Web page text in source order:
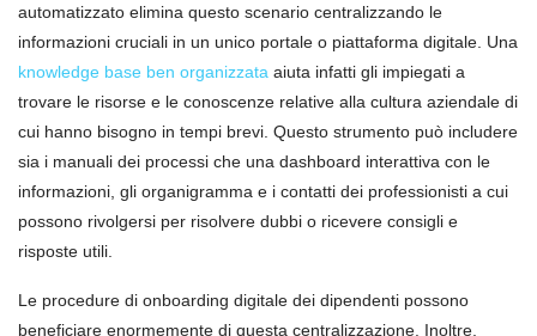
automatizzato elimina questo scenario centralizzando le
informazioni cruciali in un unico portale o piattaforma digitale. Una
knowledge base ben organizzata aiuta infatti gli impiegati a
trovare le risorse e le conoscenze relative alla cultura aziendale di
cui hanno bisogno in tempi brevi. Questo strumento può includere
sia i manuali dei processi che una dashboard interattiva con le
informazioni, gli organigramma e i contatti dei professionisti a cui
possono rivolgersi per risolvere dubbi o ricevere consigli e
risposte utili.
Le procedure di onboarding digitale dei dipendenti possono
beneficiare enormemente di questa centralizzazione. Inoltre,